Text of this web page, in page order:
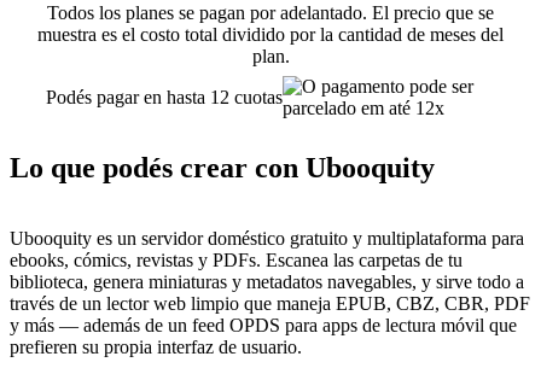
Todos los planes se pagan por adelantado. El precio que se
muestra es el costo total dividido por la cantidad de meses del
plan.
Podés pagar en hasta 12 cuotas
Lo que podés crear con Ubooquity
Ubooquity es un servidor doméstico gratuito y multiplataforma para
ebooks, cómics, revistas y PDFs. Escanea las carpetas de tu
biblioteca, genera miniaturas y metadatos navegables, y sirve todo a
través de un lector web limpio que maneja EPUB, CBZ, CBR, PDF
y más — además de un feed OPDS para apps de lectura móvil que
prefieren su propia interfaz de usuario.